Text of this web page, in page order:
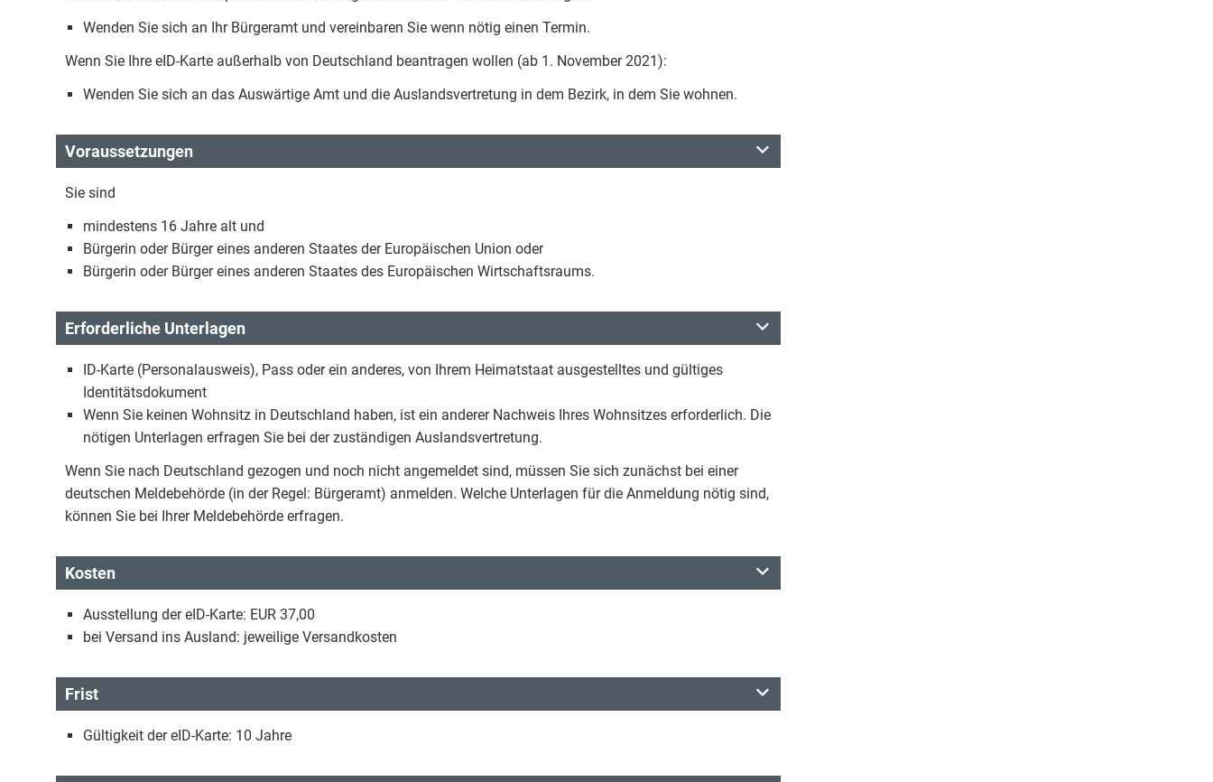
Wenden Sie sich an Ihr Bürgeramt und vereinbaren Sie wenn nötig einen Termin.
Wenn Sie Ihre eID-Karte außerhalb von Deutschland beantragen wollen (ab 1. November 2021):
Wenden Sie sich an das Auswärtige Amt und die Auslandsvertretung in dem Bezirk, in dem Sie wohnen.
Voraussetzungen
Sie sind
mindestens 16 Jahre alt und
Bürgerin oder Bürger eines anderen Staates der Europäischen Union oder
Bürgerin oder Bürger eines anderen Staates des Europäischen Wirtschaftsraums.
Erforderliche Unterlagen
ID-Karte (Personalausweis), Pass oder ein anderes, von Ihrem Heimatstaat ausgestelltes und gültiges
Identitätsdokument
Wenn Sie keinen Wohnsitz in Deutschland haben, ist ein anderer Nachweis Ihres Wohnsitzes erforderlich. Die
nötigen Unterlagen erfragen Sie bei der zuständigen Auslandsvertretung.
Wenn Sie nach Deutschland gezogen und noch nicht angemeldet sind, müssen Sie sich zunächst bei einer
deutschen Meldebehörde (in der Regel: Bürgeramt) anmelden. Welche Unterlagen für die Anmeldung nötig sind,
können Sie bei Ihrer Meldebehörde erfragen.
Kosten
Ausstellung der eID-Karte: EUR 37,00
bei Versand ins Ausland: jeweilige Versandkosten
Frist
Gültigkeit der eID-Karte: 10 Jahre